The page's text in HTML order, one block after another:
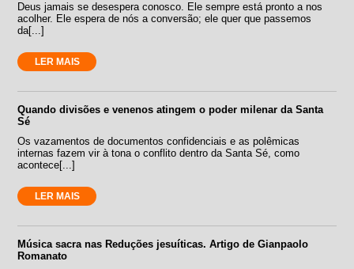
Deus jamais se desespera conosco. Ele sempre está pronto a nos
acolher. Ele espera de nós a conversão; ele quer que passemos
da[...]
LER MAIS
Quando divisões e venenos atingem o poder milenar da Santa
Sé
Os vazamentos de documentos confidenciais e as polêmicas
internas fazem vir à tona o conflito dentro da Santa Sé, como
acontece[...]
LER MAIS
Música sacra nas Reduções jesuíticas. Artigo de Gianpaolo
Romanato